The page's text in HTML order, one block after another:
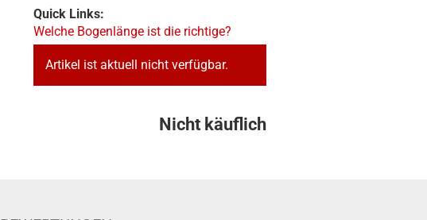
Quick Links:
Welche Bogenlänge ist die richtige?
Artikel ist aktuell nicht verfügbar.
Nicht käuflich